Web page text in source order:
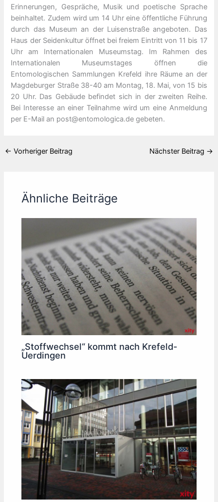
Erinnerungen, Gespräche, Musik und poetische Sprache
beinhaltet. Zudem wird um 14 Uhr eine öffentliche Führung
durch das Museum an der Luisenstraße angeboten. Das
Haus der Seidenkultur öffnet bei freiem Eintritt von 11 bis 17
Uhr am Internationalen Museumstag. Im Rahmen des
Internationalen Museumstages öffnen die
Entomologischen Sammlungen Krefeld ihre Räume an der
Magdeburger Straße 38-40 am Montag, 18. Mai, von 15 bis
20 Uhr. Das Gebäude befindet sich in der zweiten Reihe.
Bei Interesse an einer Teilnahme wird um eine Anmeldung
per E-Mail an post@entomologica.de gebeten.
← Vorheriger Beitrag Nächster Beitrag →
Ähnliche Beiträge
„Stoffwechsel“ kommt nach Krefeld-
Uerdingen